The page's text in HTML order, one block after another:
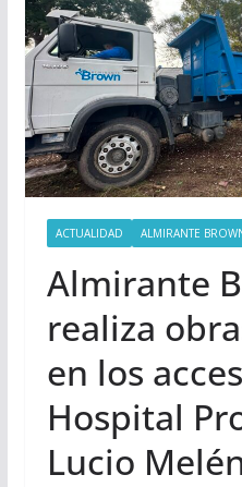
ACTUALIDAD ALMIRANTE
Almirante
realiza
en los
Hospital
Lucio